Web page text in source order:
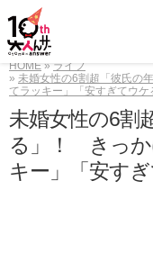
HOME
ライフ
未婚女性の6割超「彼氏の
てラッキー」「安すぎてウケ
未婚女性の6割
る」！ きっか
キー」「安すぎ